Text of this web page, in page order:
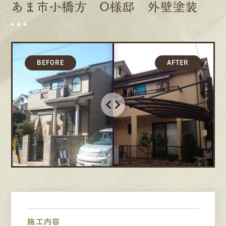
採用情報
募集要項
先輩インタビュー
エントリー
有資格者が、無料建物 断いたします!!
0120-44-2605
あま市小橋方 O様邸 外壁塗装
施工内容